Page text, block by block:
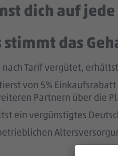
dich auf
stimmt das
nach Tarif vergütet,
von 5% Einkaufsrabatt
Partnern über die
ein vergünstigtes